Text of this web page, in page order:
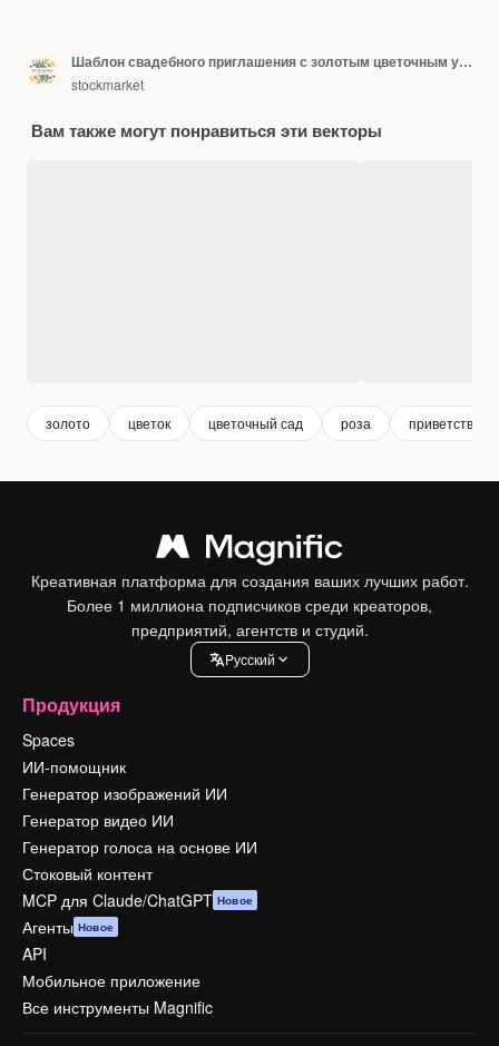
Шаблон свадебного приглашения с золотым цветочным украшением
stockmarket
Вам также могут понравиться эти векторы
золото цветок цветочный сад роза приветствие
Креативная платформа для создания ваших лучших работ.
Более 1 миллиона подписчиков среди креаторов,
предприятий, агентств и студий.
Pусский
Продукция
Spaces
ИИ-помощник
Генератор изображений ИИ
Генератор видео ИИ
Генератор голоса на основе ИИ
Стоковый контент
MCP для Claude/ChatGPT Новое
Агенты Новое
API
Мобильное приложение
Все инструменты Magnific